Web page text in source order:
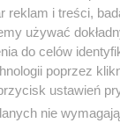
wagę złota. Z
i treści,
używać
do celów
poprzez
ustawień
nie